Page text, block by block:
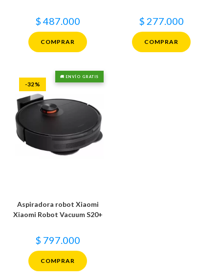
$ 487.000
COMPRAR
$ 277.000
COMPRAR
🚚 ENVÍO GRATIS
-32%
Aspiradora robot Xiaomi
Xiaomi Robot Vacuum S20+
$ 797.000
COMPRAR